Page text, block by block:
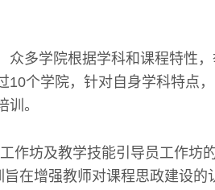
众多学院根据学科和课程特性
10个学院，针对自身学科特点
。
作坊及教学技能引导员工作坊
在增强教师对课程思政建设的